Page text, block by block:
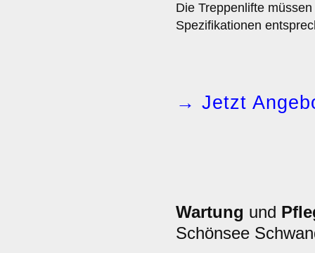
Die Treppenlifte
Spezifikationen
→ Jetzt
Wartung und
Schönsee